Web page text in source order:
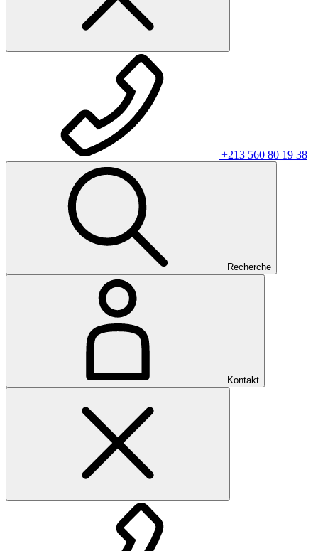
+213 560 80 19 38
Recherche
Kontakt